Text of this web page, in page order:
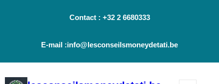
Contact : +32 2 6680333
E-mail :info@lesconseilsmoneydetati.be